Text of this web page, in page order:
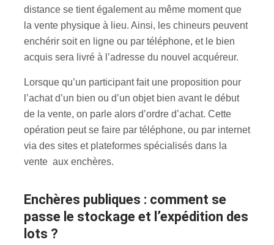
distance se tient également au même moment que
la vente physique à lieu. Ainsi, les chineurs peuvent
enchérir soit en ligne ou par téléphone, et le bien
acquis sera livré à l’adresse du nouvel acquéreur.
Lorsque qu’un participant fait une proposition pour
l’achat d’un bien ou d’un objet bien avant le début
de la vente, on parle alors d’ordre d’achat. Cette
opération peut se faire par téléphone, ou par internet
via des sites et plateformes spécialisés dans la
vente aux enchères.
Enchères publiques : comment se
passe le stockage et l’expédition des
lots ?